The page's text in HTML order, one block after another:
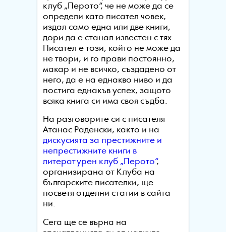
клуб „Перото“, че не може да се
определи като писател човек,
издал само една или две книги,
дори да е станал известен с тях.
Писател е този, който не може да
не твори, и го прави постоянно,
макар и не всичко, създадено от
него, да е на еднакво ниво и да
постига еднакъв успех, защото
всяка книга си има своя съдба.
На разговорите си с писателя
Атанас Раденски, както и на
дискусията за престижните и
непрестижните книги в
литературен клуб „Перото“,
организирана от Клуба на
българските писателки, ще
посветя отделни статии в сайта
ни.
Сега ще се върна на